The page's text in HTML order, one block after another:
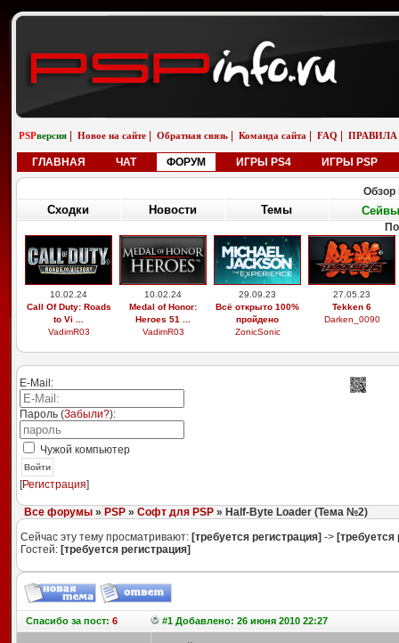
PSPверсия Новое на сайте Обратная связь Команда сайта FAQ ПРАВИЛА
ГЛАВНАЯ ЧАТ ФОРУМ ИГРЫ PS4 ИГРЫ PSP
Обзор
Сходки Новости Темы Сейвы
10.02.24
Call Of Duty: Roads
to Vi ...
VadimR03
10.02.24
Medal of Honor:
Heroes 51 ...
VadimR03
29.09.23
Всё открыто 100%
пройдено
ZonicSonic
27.05.23
Tekken 6
Darken_0090
E-Mail:
Пароль (Забыли?):
Чужой компьютер
Войти
[Регистрация]
Все форумы» PSP» Софт для PSP» Half-Byte Loader (Тема №2)
Сейчас эту тему просматривают: [требуется регистрация] -> [требуется
Гостей: [требуется регистрация]
Спасибоза пост: 6 #1 Добавлено: 26 июня 2010 22:27